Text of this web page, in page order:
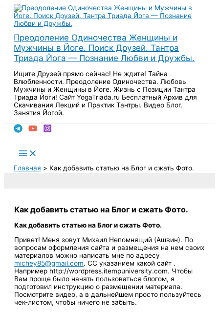
Перейти
содержимому
Преодоление Одиночества Женщины и
Мужчины в Йоге. Поиск Друзей. Тантра
Триада Йога — Познание Любви и Дружбы.
Ищите Друзей прямо сейчас! Не ждите! Тайна
Влюбленности. Преодоление Одиночества. Любовь
Мужчины и Женщины в Йоге. Жизнь с Позиции Тантра
Триада Йоги! Сайт YogaTriada.ru Бесплатный Архив для
Скачивания Лекций и Практик Тантры. Видео Блог.
Занятия Йогой.
Main
Menu
Главная
Как добавить статью на Блог и сжать Фото.
Как добавить статью на Блог и сжать Фото.
Как добавить статью на Блог и сжать Фото.
Привет! Меня зовут Михаил Непомнящий (Ашвин). По
вопросам оформления сайта и размещения на нем своих
материалов можно написать мне по адресу
michey85@gmail.com. CС указанием какой сайт .
Например http://wordpress.itempuniversity.com. Чтобы
Вам проще было начать пользоваться блогом, я
подготовил инструкцию о размещении материала.
Посмотрите видео, а в дальнейшем просто пользуйтесь
чек-листом, чтобы ничего не забыть.